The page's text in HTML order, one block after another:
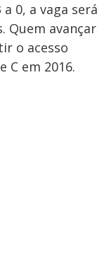
0, a vaga será
Quem avançar
o acesso
C em 2016.